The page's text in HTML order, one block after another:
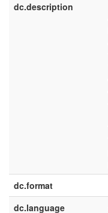
dc.description
dc.format
dc.language